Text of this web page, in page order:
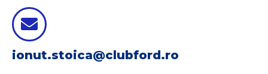
ionut.stoica@clubford.ro